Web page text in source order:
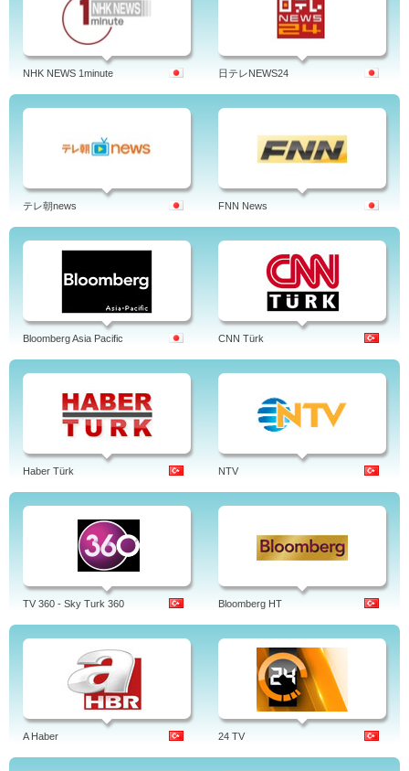
NHK NEWS 1minute 日テレNEWS24
テレ朝news FNN News
Bloomberg Asia Pacific CNN Türk
Haber Türk NTV
TV 360 - Sky Turk 360 Bloomberg HT
A Haber 24 TV